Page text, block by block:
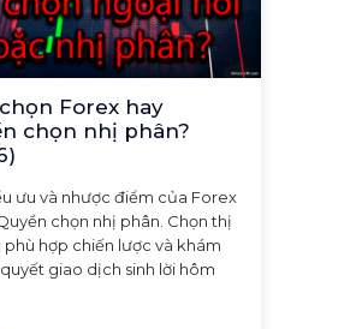
Forex hay
chọn nhị phân?
ưu và nhược điểm của Forex
chọn nhị phân. Chọn thị
hợp chiến lược và khám
giao dịch sinh lời hôm